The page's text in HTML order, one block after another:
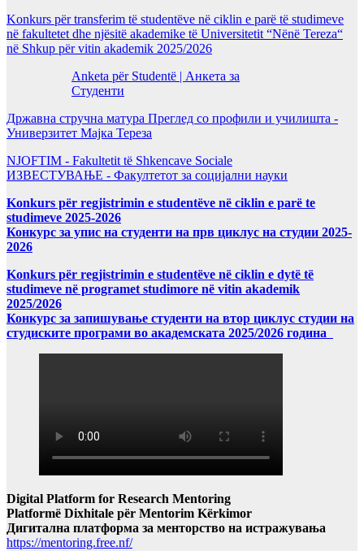
Konkurs për transferim të studentëve në ciklin e parë të studimeve
në fakultetet dhe njësitë akademike të Universitetit “Nënë Tereza“
në Shkup për vitin akademik 2025/2026
Anketa për Studentë | Анкета за
Студенти
Државна стручна матура Преглед со профили и училишта -
Универзитет Мајка Тереза
NJOFTIM - Fakultetit të Shkencave Sociale
ИЗВЕСТУВАЊЕ - Факултетот за социјални науки
Konkurs për regjistrimin e studentëve në ciklin e parë te
studimeve 2025-2026
Конкурс за упис на студенти на прв циклус на студии 2025-
2026
Konkurs për regjistrimin e studentëve në ciklin e dytë të
studimeve në programet studimore në vitin akademik
2025/2026
Конкурс за запишување студенти на втор циклус студии на
студиските програми во академската 2025/2026 година
Digital Platform for Research Mentoring
Platformë Dixhitale për Mentorim Kërkimor
Дигитална платформа за менторство на истражувања
https://mentoring.free.nf/